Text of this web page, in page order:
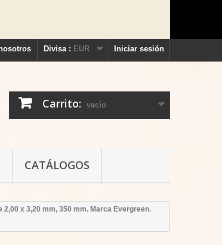
Iniciar sesión
Divisa : EUR
Carrito: vacío
CATÁLOGOS
x 3,20 mm, 350 mm. Marca Evergreen.